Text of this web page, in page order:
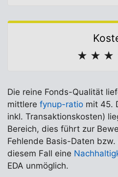
★ ★ ★
Die reine Fonds-Qualität
mittlere fynup-ratio mit 45.
inkl. Transaktionskosten)
Bereich, dies führt zur
Fehlende Basis-Daten
diesem Fall eine
EDA unmöglich.